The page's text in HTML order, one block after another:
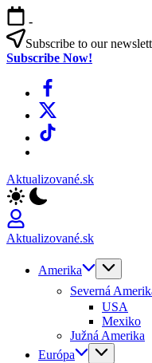
Skip
to
content
-
Subscribe to our
Subscribe Now!
Facebook
X
TikTok
Aktualizované.sk
Aktualizované.sk
Amerika
Severná
USA
Mexiko
Južná Amerika
Európa